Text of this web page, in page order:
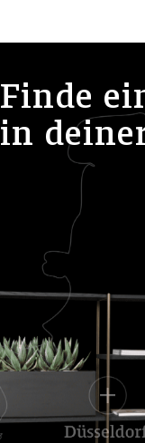
Finde ei
in deine